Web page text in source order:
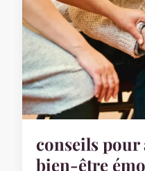
conseils
bien-être